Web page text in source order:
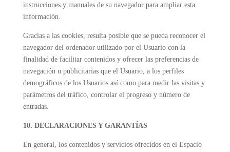
instrucciones y manuales de su navegador para ampliar esta
información.
Gracias a las cookies, resulta posible que se pueda reconocer el
navegador del ordenador utilizado por el Usuario con la
finalidad de facilitar contenidos y ofrecer las preferencias de
navegación u publicitarias que el Usuario, a los perfiles
demográficos de los Usuarios así como para medir las visitas y
parámetros del tráfico, controlar el progreso y número de
entradas.
10. DECLARACIONES Y GARANTÍAS
En general, los contenidos y servicios ofrecidos en el Espacio